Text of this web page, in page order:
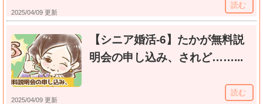
2025/04/09 更新
読む
2025/04/09 更新
【シニア婚活-6】たかが無料説
明会の申し込み、されど……...
読む